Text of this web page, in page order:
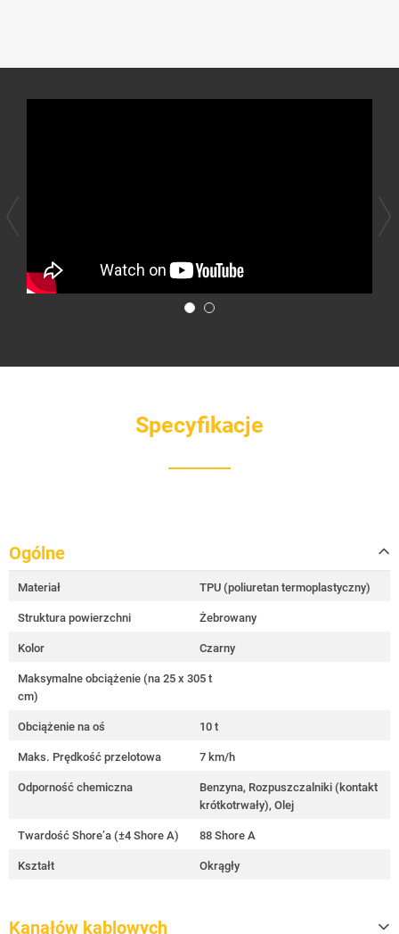
Specyfikacje
Ogólne
Materiał TPU (poliuretan termoplastyczny)
Struktura powierzchni Żebrowany
Kolor Czarny
Maksymalne obciążenie (na 25 x 30
cm)
5 t
Obciążenie na oś 10 t
Maks. Prędkość przelotowa 7 km/h
Odporność chemiczna
Benzyna, Rozpuszczalniki (kontakt
krótkotrwały), Olej
Twardość Shore’a (±4 Shore A) 88 Shore A
Kształt Okrągły
Kanałów kablowych